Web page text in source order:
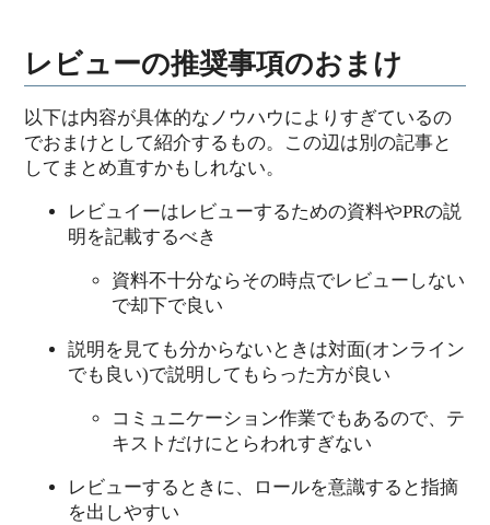
レビューの推奨事項のおまけ
以下は内容が具体的なノウハウによりすぎているの
でおまけとして紹介するもの。この辺は別の記事と
してまとめ直すかもしれない。
レビュイーはレビューするための資料やPRの説
明を記載するべき
資料不十分ならその時点でレビューしない
で却下で良い
説明を見ても分からないときは対面(オンライン
でも良い)で説明してもらった方が良い
コミュニケーション作業でもあるので、テ
キストだけにとらわれすぎない
レビューするときに、ロールを意識すると指摘
を出しやすい